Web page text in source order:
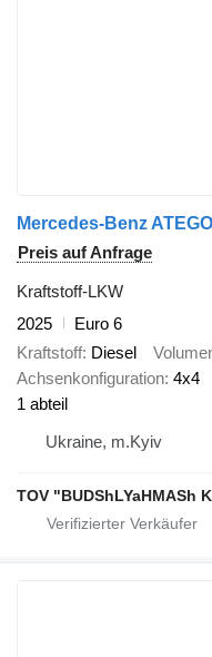
Mercedes-Benz
Preis auf Anfrage
Kraftstoff-LKW
2025
Euro 6
Kraftstoff Diesel
Achsenkonfiguration 4x4
1 abteil
Ukraine, m.Kyiv
TOV "BUDShLYaHMASh